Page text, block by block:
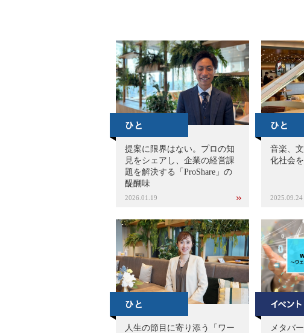
提案に限界はない。プロの知
見をシェアし、企業の経営課
題を解決する「ProShare」の
醍醐味
2026.01.19
音楽、
化社会
2025.09.24
人生の節目に寄り添う「ワー
メタバ